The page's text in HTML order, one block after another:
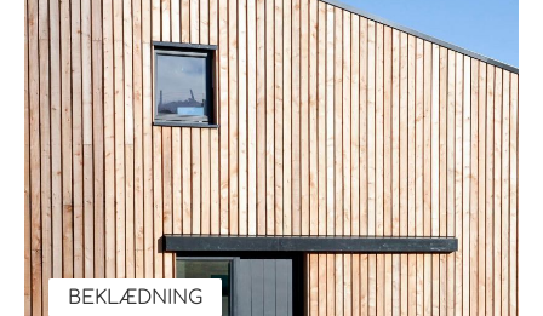
BEKLÆDNING